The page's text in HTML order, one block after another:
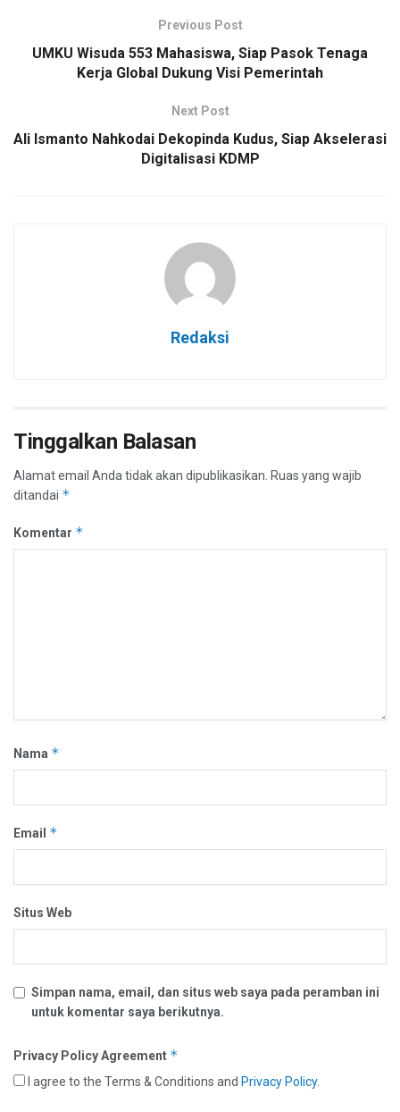
Previous Post
UMKU Wisuda 553 Mahasiswa, Siap Pasok Tenaga
Kerja Global Dukung Visi Pemerintah
Next Post
Ali Ismanto Nahkodai Dekopinda Kudus, Siap Akselerasi
Digitalisasi KDMP
Redaksi
Tinggalkan Balasan
Alamat email Anda tidak akan dipublikasikan. Ruas yang wajib
ditandai *
Komentar *
Nama *
Email *
Situs Web
Simpan nama, email, dan situs web saya pada peramban ini
untuk komentar saya berikutnya.
Privacy Policy Agreement *
I agree to the Terms & Conditions and Privacy Policy.